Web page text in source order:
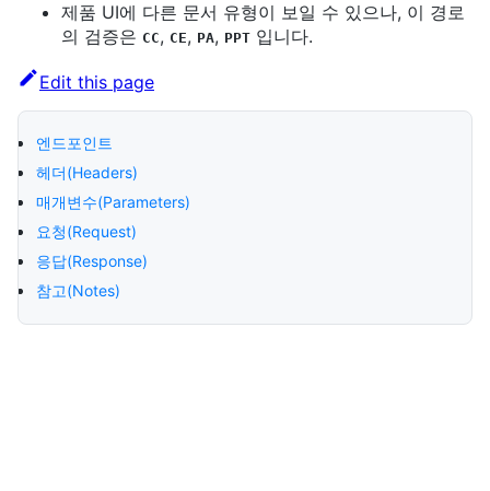
제품 UI에 다른 문서 유형이 보일 수 있으나, 이 경로
의 검증은 CC, CE, PA, PPT 입니다.
Edit this page
엔드포인트
헤더(Headers)
매개변수(Parameters)
요청(Request)
응답(Response)
참고(Notes)